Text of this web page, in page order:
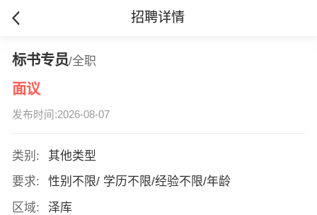
招聘详情
标书专员/全职
面议
发布时间:2026-08-07
类别:
其他类型
要求:
性别不限/ 学历不限/经验不限/年龄
区域:
泽库